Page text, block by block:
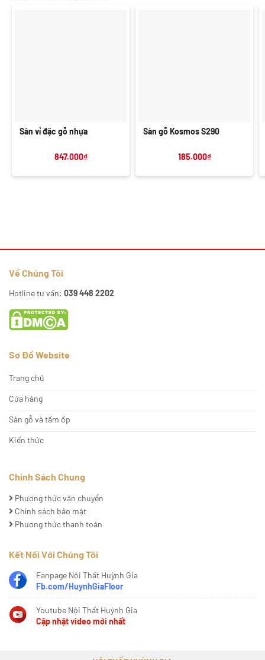
Sàn vỉ đặc gỗ nhựa
847.000₫
Sàn gỗ Kosmos S290
185.000₫
Về Chúng Tôi
Hotline tư vấn: 039 448 2202
Sơ Đồ Website
Trang chủ
Cửa hàng
Sàn gỗ và tấm ốp
Kiến thức
Chính Sách Chung
Phương thức vận chuyển
Chính sách bảo mật
Phương thức thanh toán
Kết Nối Với Chúng Tôi
Fanpage Nội Thất Huỳnh Gia
Fb.com/HuynhGiaFloor
Youtube Nội Thất Huỳnh Gia
Cập nhật video mới nhất